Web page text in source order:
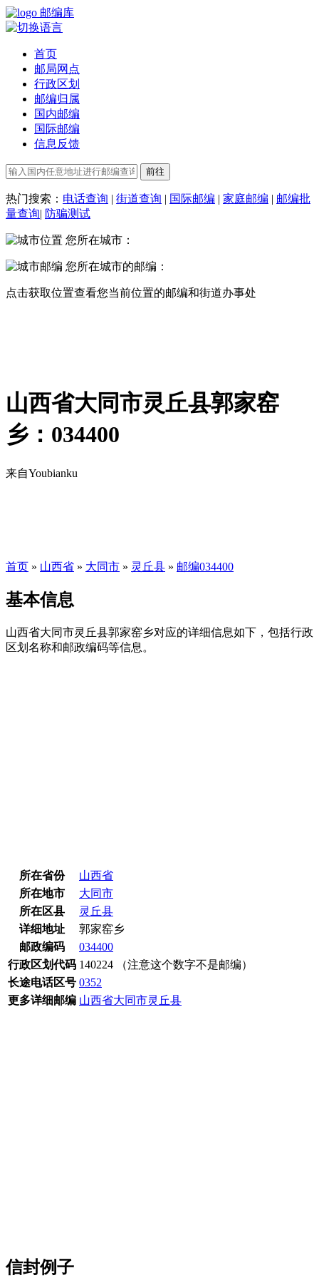
邮编库
首页
邮局网点
行政区划
邮编归属
国内邮编
国际邮编
信息反馈
热门搜索： 电话查询 | 街道查询 | 国际邮编 | 家庭邮编 | 邮编批
量查询| 防骗测试
您所在城市：
您所在城市的邮编：
点击获取位置查看您当前位置的邮编和街道办事处
山西省大同市灵丘县郭家窑
乡：034400
来自Youbianku
首页 » 山西省 » 大同市 » 灵丘县 » 邮编034400
基本信息
山西省大同市灵丘县郭家窑乡对应的详细信息如下，包括行政
区划名称和邮政编码等信息。
所在省份
山西省
所在地市
大同市
所在区县
灵丘县
详细地址
郭家窑乡
邮政编码
034400
行政区划代码 140224 （注意这个数字不是邮编）
长途电话区号 0352
更多详细邮编 山西省大同市灵丘县
信封例子